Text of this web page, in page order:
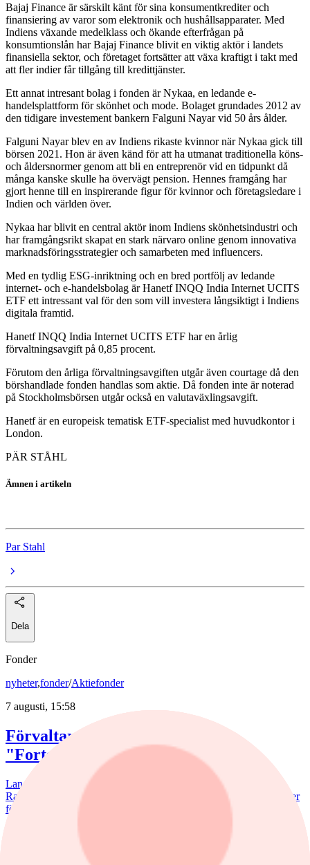
Bajaj Finance är särskilt känt för sina konsumentkrediter och
finansiering av varor som elektronik och hushållsapparater. Med
Indiens växande medelklass och ökande efterfrågan på
konsumtionslån har Bajaj Finance blivit en viktig aktör i landets
finansiella sektor, och företaget fortsätter att växa kraftigt i takt med
att fler indier får tillgång till kredittjänster.
Ett annat intresant bolag i fonden är Nykaa, en ledande e-
handelsplattform för skönhet och mode. Bolaget grundades 2012 av
den tidigare investement bankern Falguni Nayar vid 50 års ålder.
Falguni Nayar blev en av Indiens rikaste kvinnor när Nykaa gick till
börsen 2021. Hon är även känd för att ha utmanat traditionella köns-
och åldersnormer genom att bli en entreprenör vid en tidpunkt då
många kanske skulle ha övervägt pension. Hennes framgång har
gjort henne till en inspirerande figur för kvinnor och företagsledare i
Indien och världen över.
Nykaa har blivit en central aktör inom Indiens skönhetsindustri och
har framgångsrikt skapat en stark närvaro online genom innovativa
marknadsföringsstrategier och samarbeten med influencers.
Med en tydlig ESG-inriktning och en bred portfölj av ledande
internet- och e-handelsbolag är Hanetf INQQ India Internet UCITS
ETF ett intressant val för den som vill investera långsiktigt i Indiens
digitala framtid.
Hanetf INQQ India Internet UCITS ETF har en årlig
förvaltningsavgift på 0,85 procent.
Förutom den årliga förvaltningsavgiften utgår även courtage då den
börshandlade fonden handlas som aktie. Då fonden inte är noterad
på Stockholmsbörsen utgår också en valutaväxlingsavgift.
Hanetf är en europeisk tematisk ETF-specialist med huvudkontor i
London.
PÄR STÅHL
Ämnen i artikeln
Par Stahl
Dela
Fonder
nyheter,fonder/Aktiefonder
7 augusti, 15:58
Förvaltaren efter Troax rusning:
"Fortsatt stor potential"
Lancelot Sverige steg 8,6% i juli, mot 2,2% för jämförelseindex.
Rapportvinnarna Mips och Troax bidrog till uppgången. I Troax ser
förvaltaren Erik Bertilsson fortsatt stor potential.